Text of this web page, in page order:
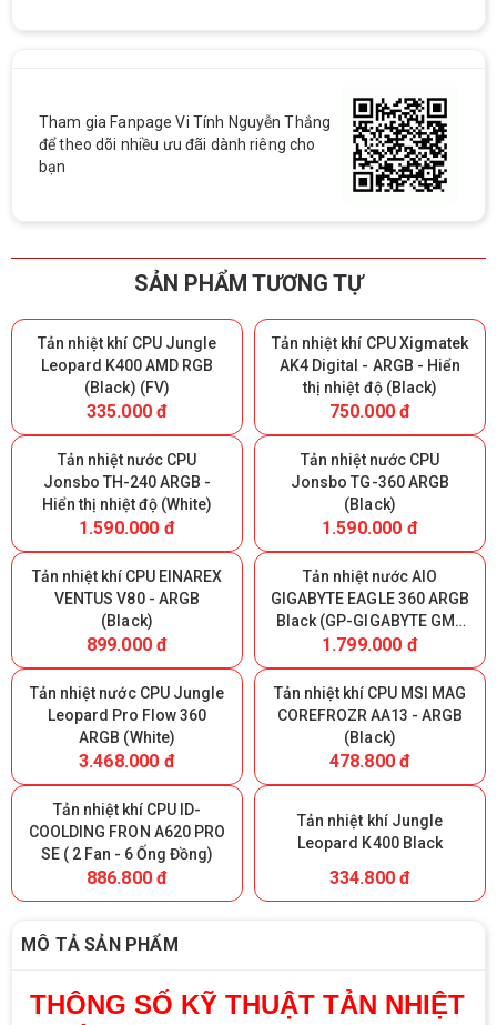
Tham gia Fanpage Vi Tính Nguyễn Thắng
để theo dõi nhiều ưu đãi dành riêng cho
bạn
SẢN PHẨM TƯƠNG TỰ
Tản nhiệt khí CPU Jungle
Leopard K400 AMD RGB
(Black) (FV)
335.000 đ
Tản nhiệt khí CPU Xigmatek
AK4 Digital - ARGB - Hiển
thị nhiệt độ (Black)
750.000 đ
Tản nhiệt nước CPU
Jonsbo TH-240 ARGB -
Hiển thị nhiệt độ (White)
1.590.000 đ
Tản nhiệt nước CPU
Jonsbo TG-360 ARGB
(Black)
1.590.000 đ
Tản nhiệt khí CPU EINAREX
VENTUS V80 - ARGB
(Black)
899.000 đ
Tản nhiệt nước AIO
GIGABYTE EAGLE 360 ARGB
Black (GP-GIGABYTE GME
360)
1.799.000 đ
Tản nhiệt nước CPU Jungle
Leopard Pro Flow 360
ARGB (White)
3.468.000 đ
Tản nhiệt khí CPU MSI MAG
COREFROZR AA13 - ARGB
(Black)
478.800 đ
Tản nhiệt khí CPU ID-
COOLDING FRON A620 PRO
SE ( 2 Fan - 6 Ống Đồng)
886.800 đ
Tản nhiệt khí Jungle
Leopard K400 Black
334.800 đ
MÔ TẢ SẢN PHẨM
THÔNG SỐ KỸ THUẬT TẢN NHIỆT